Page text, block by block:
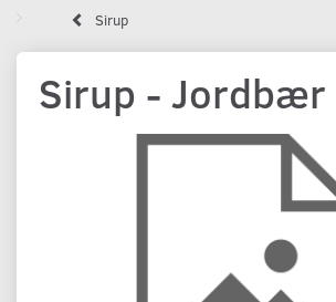
Sirup
Sirup - Jordbær